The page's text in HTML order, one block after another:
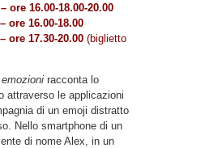
ore 16.00-18.00-20.00
ore 16.00-18.00
ore 17.30-20.00 (biglietto
racconta lo
attraverso le applicazioni
di un emoji distratto
Nello smartphone di un
di nome Alex, in un